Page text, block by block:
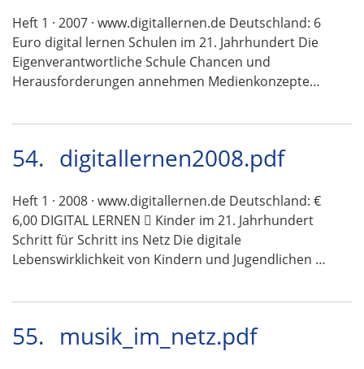
Heft 1 · 2007 · www.digitallernen.de Deutschland: 6
Euro digital lernen Schulen im 21. Jahrhundert Die
Eigenverantwortliche Schule Chancen und
Herausforderungen annehmen Medienkonzepte…
54. digitallernen2008.pdf
Heft 1 · 2008 · www.digitallernen.de Deutschland: €
6,00 DIGITAL LERNEN  Kinder im 21. Jahrhundert
Schritt für Schritt ins Netz Die digitale
Lebenswirklichkeit von Kindern und Jugendlichen …
55. musik_im_netz.pdf